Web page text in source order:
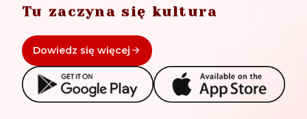
Tu zaczyna się kultura
Dowiedz się więcej